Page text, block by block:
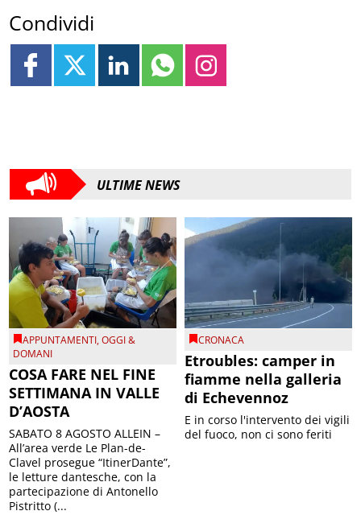
Condividi
ULTIME NEWS
APPUNTAMENTI,OGGI &
DOMANI
COSA FARE NEL FINE
SETTIMANA IN VALLE
D’AOSTA
SABATO 8 AGOSTO ALLEIN –
All’area verde Le Plan-de-
Clavel prosegue “ItinerDante”,
le letture dantesche, con la
partecipazione di Antonello
Pistritto (...
CRONACA
Etroubles: camper in
fiamme nella galleria
di Echevennoz
E in corso l'intervento dei vigili
del fuoco, non ci sono feriti